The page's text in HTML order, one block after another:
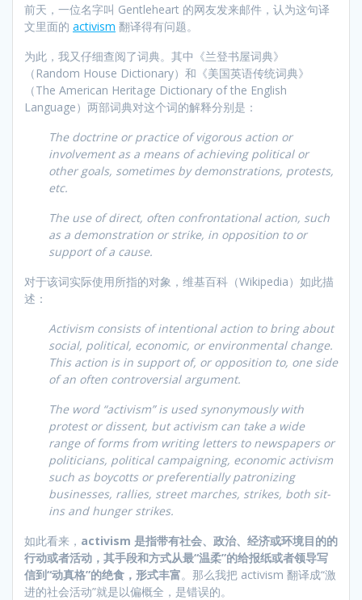
前天，一位名字叫 Gentleheart 的网友发来邮件，认为这句译
文里面的 activism 翻译得有问题。
为此，我又仔细查阅了词典。其中《兰登书屋词典》
（Random House Dictionary）和《美国英语传统词典》
（The American Heritage Dictionary of the English
Language）两部词典对这个词的解释分别是：
The doctrine or practice of vigorous action or
involvement as a means of achieving political or
other goals, sometimes by demonstrations, protests,
etc.
The use of direct, often confrontational action, such
as a demonstration or strike, in opposition to or
support of a cause.
对于该词实际使用所指的对象，维基百科（Wikipedia）如此描
述：
Activism consists of intentional action to bring about
social, political, economic, or environmental change.
This action is in support of, or opposition to, one side
of an often controversial argument.
The word “activism” is used synonymously with
protest or dissent, but activism can take a wide
range of forms from writing letters to newspapers or
politicians, political campaigning, economic activism
such as boycotts or preferentially patronizing
businesses, rallies, street marches, strikes, both sit-
ins and hunger strikes.
如此看来， activism 是指带有社会、政治、经济或环境目的的
行动或者活动，其手段和方式从最“温柔”的给报纸或者领导写
信到“动真格”的绝食，形式丰富。那么我把 activism 翻译成“激
进的社会活动”就是以偏概全，是错误的。